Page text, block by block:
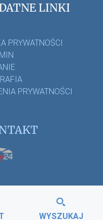
LINKI
PRYWATNOŚCI
PRYWATNOŚCI
WYSZUKAJ